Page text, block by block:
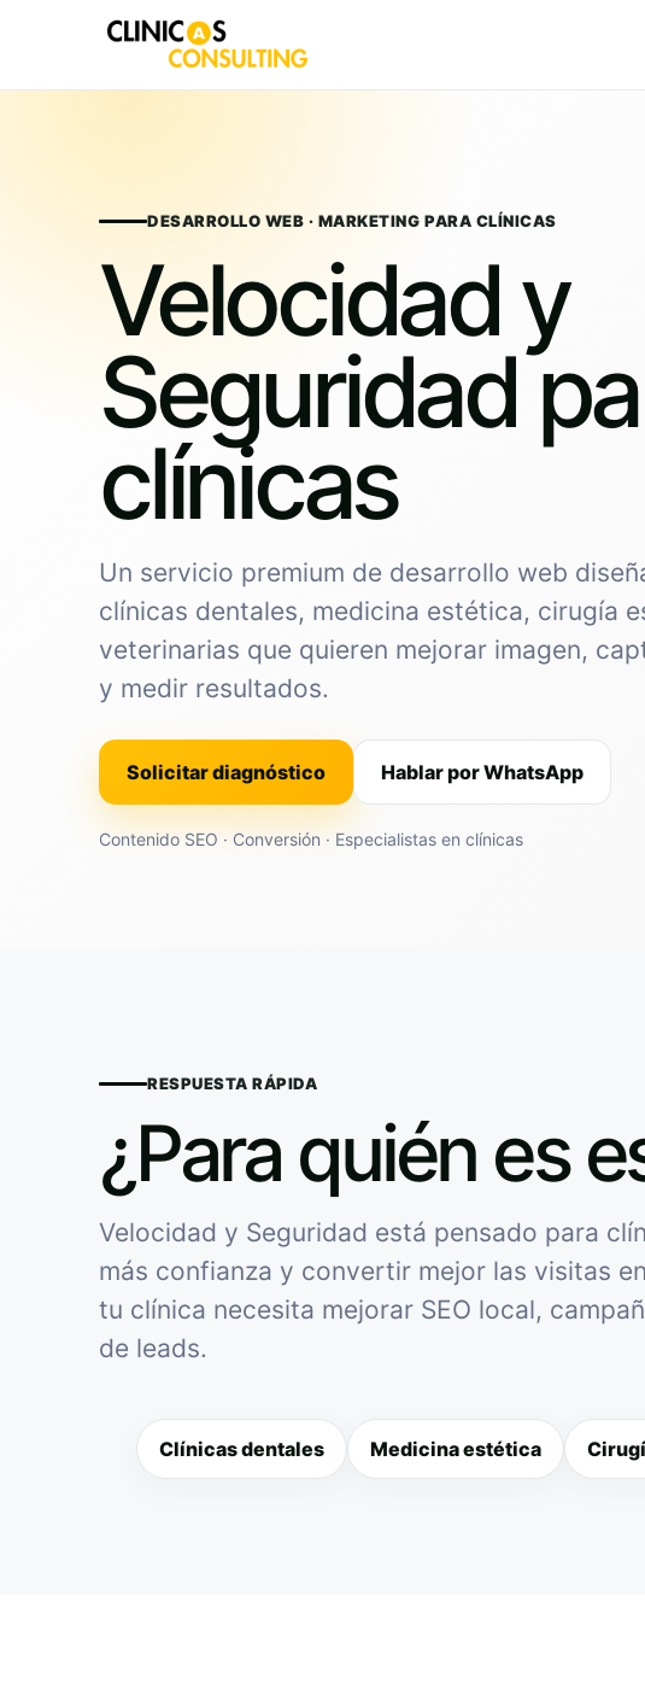
DESARROLLO WEB · MARKETING PARA CLÍNICAS
Velocidad y
Seguridad
clínicas
Un servicio premium de desarrollo web
clínicas dentales, medicina estética, cirugía
veterinarias que quieren mejorar imagen,
y medir resultados.
Solicitar diagnóstico Hablar por WhatsApp
Contenido SEO · Conversión · Especialistas en clínicas
RESPUESTA RÁPIDA
¿Para quién es
Velocidad y Seguridad está pensado para
más confianza y convertir mejor las visitas
tu clínica necesita mejorar SEO local,
de leads.
Clínicas dentales Medicina estética